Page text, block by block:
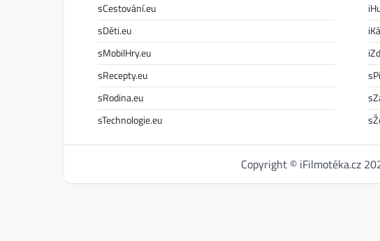
sCestování.eu
sDěti.eu
sMobilHry.eu
sRecepty.eu
sRodina.eu
sTechnologie.eu
Copyright © iFilmotéka.cz